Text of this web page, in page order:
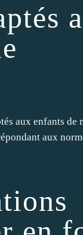
aux enfants de
aux